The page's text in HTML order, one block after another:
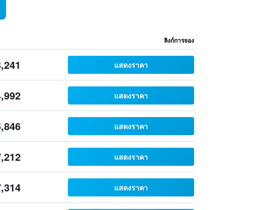
ลิงก์การจอง
แสดงราคา
แสดงราคา
แสดงราคา
แสดงราคา
แสดงราคา